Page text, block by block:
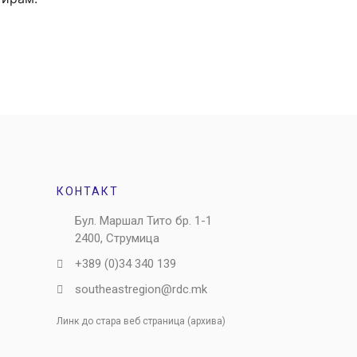
КОНТАКТ
Бул. Маршал Тито бр. 1-1
2400, Струмица
+389 (0)34 340 139
southeastregion@rdc.mk
Линк до стара веб страница (архива)